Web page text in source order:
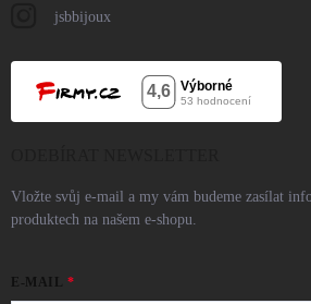
jsbbijoux
Vložte svůj e-mail a my vám budeme zasílat
produktech na našem e-shopu.
E-MAIL